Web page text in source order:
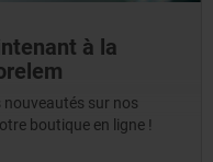
à la
nouveautés sur nos
boutique en ligne !